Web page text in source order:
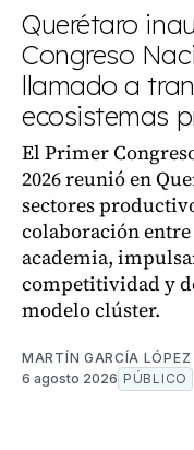
Querétaro
Congreso
llamado a
ecosistemas
El Primer
2026 reunió en
sectores
colaboración
academia,
competitividad y
modelo clúster.
MARTÍN GARCÍA LÓPEZ
6 agosto 2026 PÚBLICO